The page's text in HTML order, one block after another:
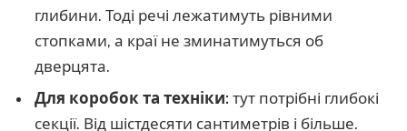
глибини. Тоді речі лежатимуть рівними
стопками, а краї не зминатимуться об
дверцята.
Для коробок та техніки: тут потрібні глибокі
секції. Від шістдесяти сантиметрів і більше.